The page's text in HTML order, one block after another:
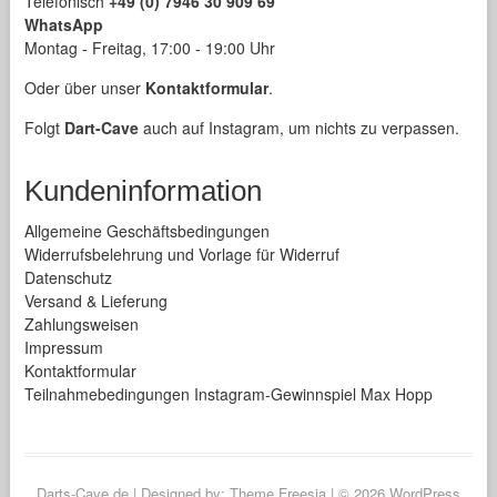
WhatsApp
Montag - Freitag, 17:00 - 19:00 Uhr
Oder über unser Kontaktformular.
Folgt Dart-Caveauch auf Instagram, um nichts zu verpassen.
Kundeninformation
Allgemeine Geschäftsbedingungen
Widerrufsbelehrung und Vorlage für Widerruf
Datenschutz
Versand & Lieferung
Zahlungsweisen
Impressum
Kontaktformular
Teilnahmebedingungen Instagram-Gewinnspiel Max Hopp